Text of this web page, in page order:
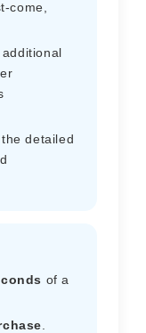
come,
detailed
of a
.